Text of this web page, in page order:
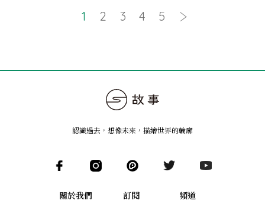
1 2 3 4 5
認識過去，想像未來 ， 描繪世界的輪廓
關於我們 訂閱 頻道